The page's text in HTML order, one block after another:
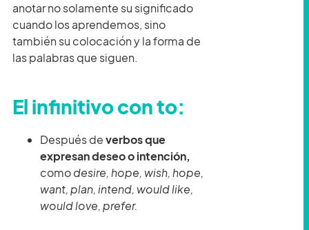
anotar no solamente su significado
cuando los aprendemos, sino
también su colocación y la forma de
las palabras que siguen.
El infinitivo con to:
Después deverbos que
expresan deseo o intención,
comodesire, hope, wish, hope,
want, plan, intend, would like,
would love, prefer.